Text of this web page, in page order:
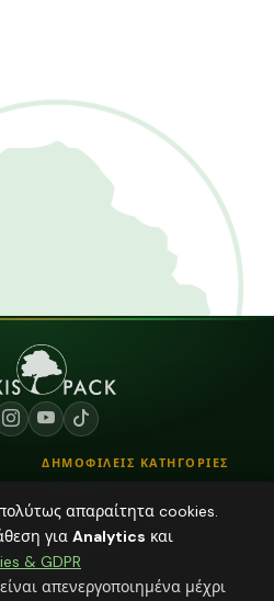
ΔΗΜΟΦΙΛΕΙΣ ΚΑΤΗΓΟΡΙΕΣ
Λουλούδια - Βάζα
Αποξηραμένα φυτά
απαραίτητα cookies.
για Analytics και
& GDPR
απενεργοποιημένα μέχρι